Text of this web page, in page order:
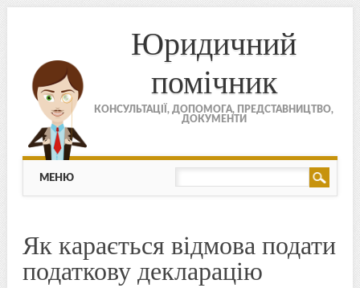
Юридичний
помічник
КОНСУЛЬТАЦІЇ, ДОПОМОГА, ПРЕДСТАВНИЦТВО,
ДОКУМЕНТИ
МЕНЮ
Skip to content
МЕНЮ
Як карається відмова подати
податкову декларацію